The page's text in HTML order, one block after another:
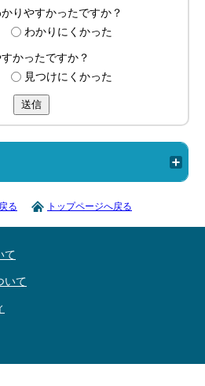
りやすかったですか？
わかりにくかった
かったですか？
見つけにくかった
送信
る トップページへ戻る
て
いて